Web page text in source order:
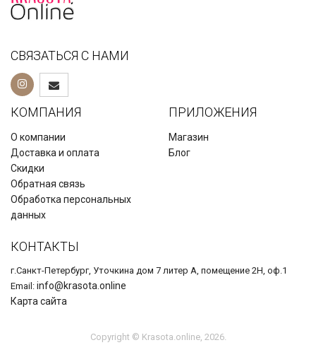
СВЯЗАТЬСЯ С НАМИ
КОМПАНИЯ
О компании
Доставка и оплата
Скидки
Обратная связь
Обработка персональных
данных
ПРИЛОЖЕНИЯ
Магазин
Блог
КОНТАКТЫ
г.Санкт-Петербург, Уточкина дом 7 литер А, помещение 2Н, оф.1
Email: info@krasota.online
Карта сайта
Copyright © Krasota.online, 2026.